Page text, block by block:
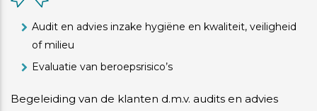
Audit en advies inzake hygiëne en kwaliteit, veiligheid
of milieu
Evaluatie van beroepsrisico’s
Begeleiding van de klanten d.m.v. audits en advies